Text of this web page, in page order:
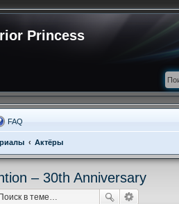
Princess
FAQ
Актёры
– 30th Anniversary